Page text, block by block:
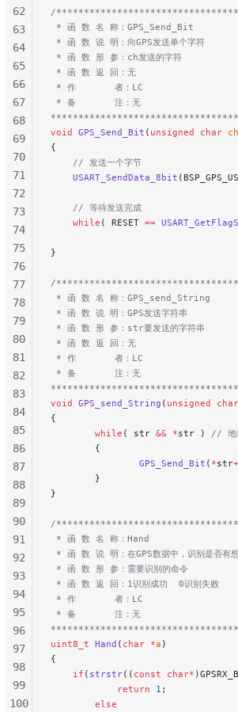
/
* 函 数 名 称：GPS_Send_Bit
* 函 数 说 明：向GPS发送单个字符
* 函 数 形 参：ch发送的字符
* 函 数 返 回：无
* 作       者：LC
* 备       注：无
void GPS_Send_Bit ( unsigned char ch
{
    // 发送一个字节
    USART_SendData_8bit
    // 等待发送完成
    while
( RESET ==
}
/
* 函 数 名 称：GPS_send_String
* 函 数 说 明：GPS发送字符串
* 函 数 形 参：str要发送的字符串
* 函 数 返 回：无
* 作       者：LC
* 备       注：无
void GPS_send_String ( unsigned char
{
        while
( str && *str )
// 地
        {
                GPS_Send_Bit
( *str
        }
}
/
* 函 数 名 称：Hand
* 函 数 说 明：在GPS数据中，识别是否有
* 函 数 形 参：需要识别的命令
* 函 数 返 回：1识别成功  0识别失败
* 作       者：LC
* 备       注：无
uint8_t Hand ( char *a )
{
    if
( strstr(( const char*
            return
1 ;
        else
62
63
64
65
66
67
68
69
70
71
72
73
74
75
76
77
78
79
80
81
82
83
84
85
86
87
88
89
90
91
92
93
94
95
96
97
98
99
100